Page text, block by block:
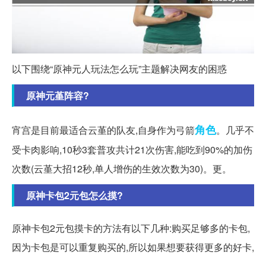
以下围绕“原神元人玩法怎么玩”主题解决网友的困惑
原神元堇阵容?
宵宫是目前最适合云堇的队友,自身作为弓箭角色。几乎不
受卡肉影响,10秒3套普攻共计21次伤害,能吃到90%的加伤
次数(云堇大招12秒,单人增伤的生效次数为30)。更。
原神卡包2元包怎么摸?
原神卡包2元包摸卡的方法有以下几种:购买足够多的卡包,
因为卡包是可以重复购买的,所以如果想要获得更多的好卡,